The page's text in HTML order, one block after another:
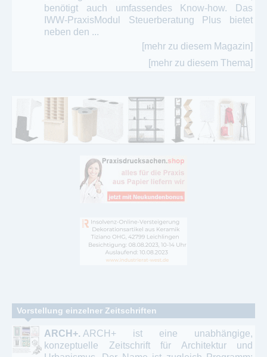
benötigt auch umfassendes Know-how. Das
IWW-PraxisModul Steuerberatung Plus bietet
neben den ...
[mehr zu diesem Magazin]
[mehr zu diesem Thema]
Vorstellung einzelner Zeitschriften
ARCH+. ARCH+ ist eine unabhängige,
konzeptuelle Zeitschrift für Architektur und